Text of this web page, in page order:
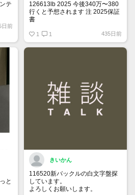
テ
日前
126613lb 2025 今後340万〜380
行くと予想されます 注 2025保証
書
2025/ @Watch_Monster_より
1 1 435日前
と
きいかん
116520新バックルの白文字盤探
しています。
よろしくお願いします。